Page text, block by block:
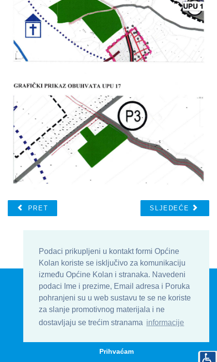
Podaci prikupljeni u kontakt formi Općine
Kolan koriste se isključivo za komunikaciju
između Općine Kolan i stranaka. Navedeni
podaci Ime i prezime, Email adresa i Poruka
pohranjeni su u web sustavu te se ne koriste
za slanje promotivnog materijala i ne
dostavljaju se trećim stranama informacije
Prihvaćam
PRET SLJEDEĆE
© Općina Kolan , Općinska uprava 2016 - 2026
Develop & Host byTJstudio.info
| Uvjeti korištenja | Kontakt
| Formular
| Impressum
Na vrh